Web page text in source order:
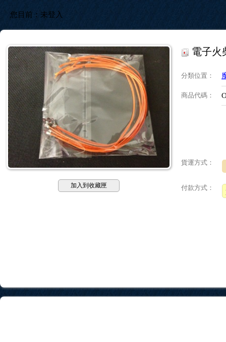
您目前： 未登入
加入到收藏匣
電子火
分類位置 ：
商品代碼 ：
貨運方式：
付款方式：